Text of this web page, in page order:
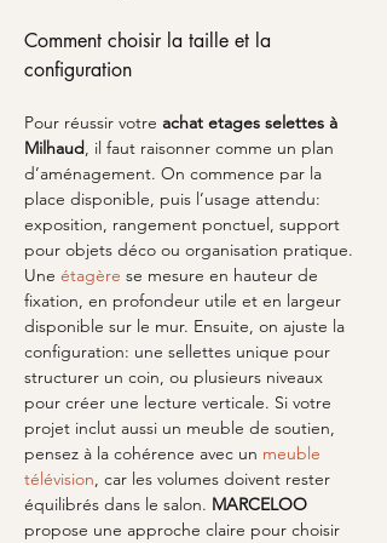
Comment choisir la taille et la
configuration
Pour réussir votre achat etages selettes à
Milhaud, il faut raisonner comme un plan
d’aménagement. On commence par la
place disponible, puis l’usage attendu:
exposition, rangement ponctuel, support
pour objets déco ou organisation pratique.
Une étagère se mesure en hauteur de
fixation, en profondeur utile et en largeur
disponible sur le mur. Ensuite, on ajuste la
configuration: une sellettes unique pour
structurer un coin, ou plusieurs niveaux
pour créer une lecture verticale. Si votre
projet inclut aussi un meuble de soutien,
pensez à la cohérence avec un meuble
télévision, car les volumes doivent rester
équilibrés dans le salon. MARCELOO
propose une approche claire pour choisir